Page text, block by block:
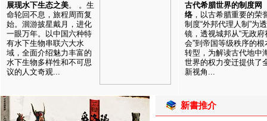
展现水下生态之美。 。生
命轮回不息，旅程周而复
始。洄游披星戴月，进化
一眼万年。以中国六种特
有水下生物串联六大水
域，全面介绍魅力丰富的
水下生物多样性和不可思
议的人文奇观...
古代希腊世界的制度网
络 ，以古希腊重要的荣
制度“外邦代理人制”为透
镜，透视城邦从“无政府
会”到帝国等级秩序的根
转型，为解读古代地中
世界的权力变迁提供了
新视角...
新書推介